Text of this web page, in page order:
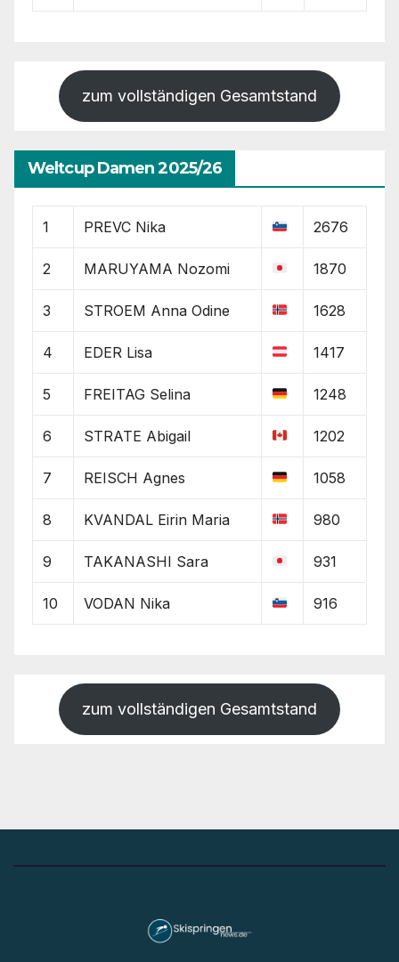
zum vollständigen Gesamtstand
Weltcup Damen 2025/26
1 PREVC Nika 2676
2 MARUYAMA Nozomi 1870
3 STROEM Anna Odine 1628
4 EDER Lisa 1417
5 FREITAG Selina 1248
6 STRATE Abigail 1202
7 REISCH Agnes 1058
8 KVANDAL Eirin Maria 980
9 TAKANASHI Sara 931
10 VODAN Nika 916
zum vollständigen Gesamtstand